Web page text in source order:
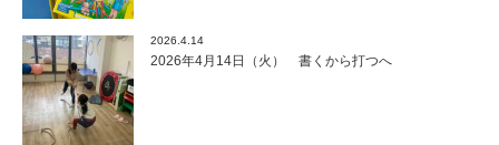
2026.4.14
2026年4月14日（火） 書くから打つへ